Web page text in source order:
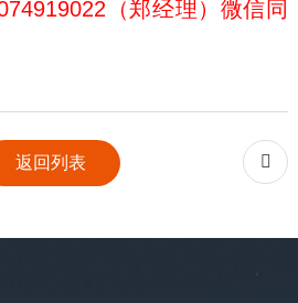
（郑经理）微信同
返回列表 